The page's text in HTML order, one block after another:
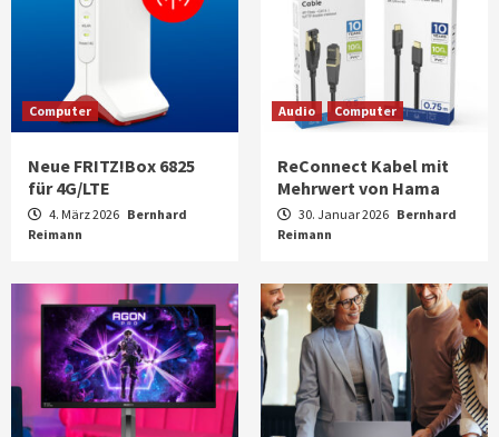
Computer
Neue FRITZ!Box 6825
für 4G/LTE
4. März 2026 Bernhard
Reimann
Audio Computer
ReConnect Kabel mit
Mehrwert von Hama
30. Januar 2026 Bernhard
Reimann